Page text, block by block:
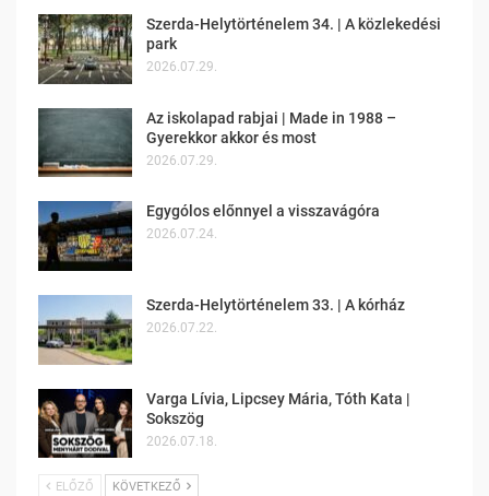
Szerda-Helytörténelem 34. | A közlekedési
park
2026.07.29.
Az iskolapad rabjai | Made in 1988 –
Gyerekkor akkor és most
2026.07.29.
Egygólos előnnyel a visszavágóra
2026.07.24.
Szerda-Helytörténelem 33. | A kórház
2026.07.22.
Varga Lívia, Lipcsey Mária, Tóth Kata |
Sokszög
2026.07.18.
ELŐZŐ KÖVETKEZŐ